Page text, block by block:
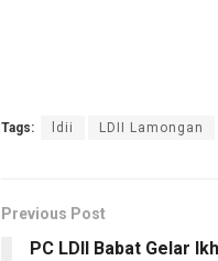
Tags: ldii LDII Lamongan
Previous Post
PC LDII Babat Gelar